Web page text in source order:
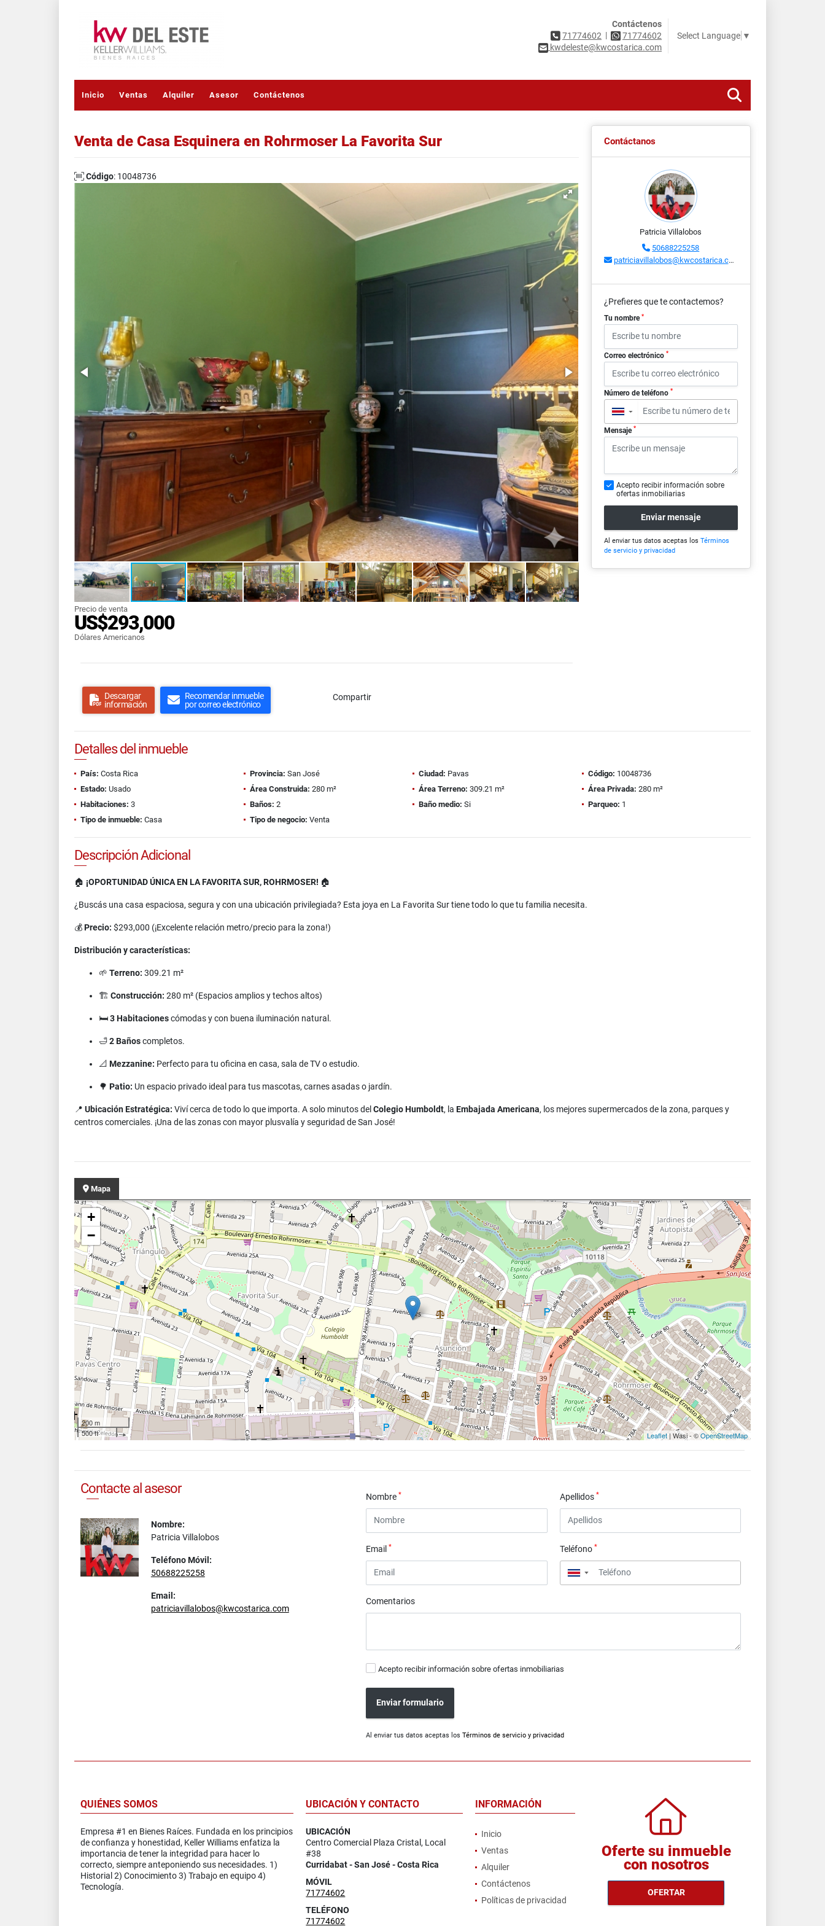
Contáctenos
71774602 |
71774602
kwdeleste@kwcostarica.com
Select Language ▼
Inicio Ventas Alquiler Asesor Contáctenos
Venta de Casa Esquinera en Rohrmoser La Favorita Sur
Código: 10048736
Precio de venta
US$293,000
Dólares Americanos
Descargar
información
Recomendar inmueble
por correo electrónico
Compartir
Contáctanos
Patricia Villalobos
50688225258
patriciavillalobos@kwcostarica.com
¿Prefieres que te contactemos?
Tu nombre *
Correo electrónico *
Número de teléfono *
▼
Mensaje *
Acepto recibir información sobre
ofertas inmobiliarias
Enviar mensaje
Al enviar tus datos aceptas los Términos
de servicio y privacidad
Detalles del inmueble
País: Costa Rica Provincia: San José Ciudad: Pavas Código: 10048736
Estado: Usado Área Construida: 280 m² Área Terreno: 309.21 m² Área Privada: 280 m²
Habitaciones: 3 Baños: 2 Baño medio: Si Parqueo: 1
Tipo de inmueble: Casa Tipo de negocio: Venta
Descripción Adicional
🏠 ¡OPORTUNIDAD ÚNICA EN LA FAVORITA SUR, ROHRMOSER! 🏠
¿Buscás una casa espaciosa, segura y con una ubicación privilegiada? Esta joya en La Favorita Sur tiene todo lo que tu familia necesita.
💰Precio: $293,000 (¡Excelente relación metro/precio para la zona!)
Distribución y características:
🌱 Terreno: 309.21 m²
🏗️ Construcción: 280 m² (Espacios amplios y techos altos)
🛏️3 Habitacionescómodas y con buena iluminación natural.
🛁2 Bañoscompletos.
📐 Mezzanine: Perfecto para tu oficina en casa, sala de TV o estudio.
🌳 Patio: Un espacio privado ideal para tus mascotas, carnes asadas o jardín.
📍 Ubicación Estratégica: Viví cerca de todo lo que importa. A solo minutos del Colegio Humboldt, la Embajada Americana, los mejores supermercados de la zona, parques y
centros comerciales. ¡Una de las zonas con mayor plusvalía y seguridad de San José!
Mapa
+
−
200 m
500 ft
Leaflet | Wasi - ©OpenStreetMap
Contacte al asesor
Nombre:
Patricia Villalobos
Teléfono Móvil:
50688225258
Email:
patriciavillalobos@kwcostarica.com
Nombre* Apellidos *
Email* Teléfono *
▼
Comentarios
Acepto recibir información sobre ofertas inmobiliarias
Enviar formulario
Al enviar tus datos aceptas losTérminos de servicio y privacidad
QUIÉNES SOMOS
Empresa #1 en Bienes Raíces. Fundada en los principios
de confianza y honestidad, Keller Williams enfatiza la
importancia de tener la integridad para hacer lo
correcto, siempre anteponiendo sus necesidades. 1)
Historial 2) Conocimiento 3) Trabajo en equipo 4)
Tecnología.
UBICACIÓN Y CONTACTO
UBICACIÓN
Centro Comercial Plaza Cristal, Local
#38
Curridabat - San José - Costa Rica
MÓVIL
71774602
TELÉFONO
71774602
INFORMACIÓN
Inicio
Ventas
Alquiler
Contáctenos
Políticas de privacidad
Oferte su inmueble
con nosotros
OFERTAR